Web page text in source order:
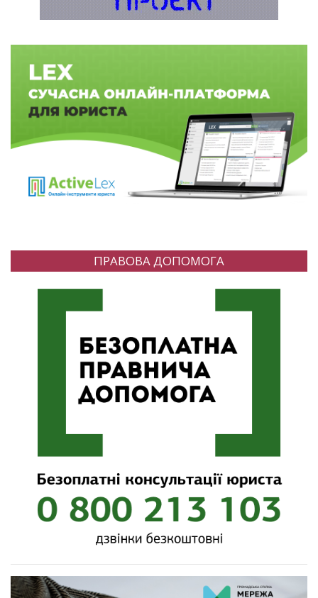
ПРАВОВА ДОПОМОГА